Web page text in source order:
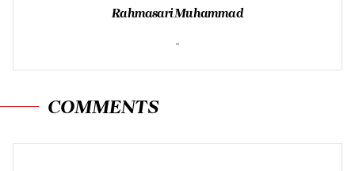
Rahmasari Muhammad
-
COMMENTS